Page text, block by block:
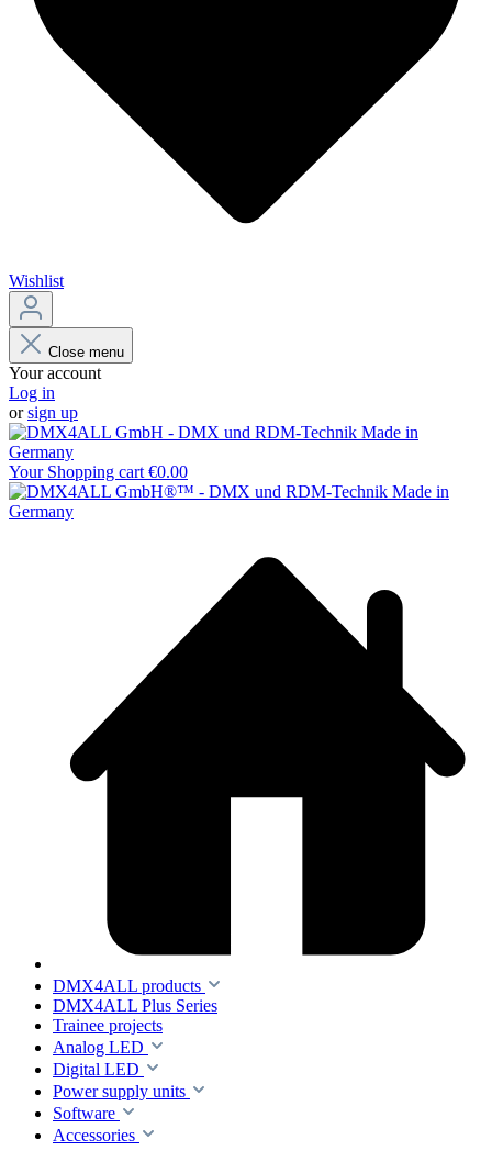
Wishlist
Close menu
Your account
Log in
orsign up
Your Shopping cart €0.00
DMX4ALL products
DMX4ALL Plus Series
Trainee projects
Analog LED
Digital LED
Power supply units
Software
Accessories